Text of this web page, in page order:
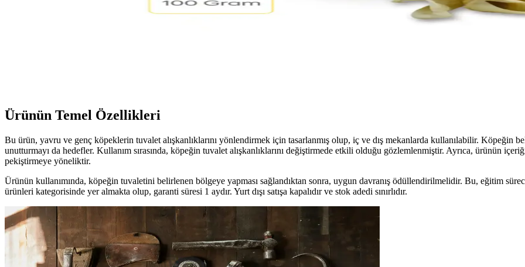
IKEA Köpek Tasması Ürünleri: Güvenli, Şık ve Dayanıklı Seçenekler
Ürünün Temel Özellikleri
Bu ürün, yavru ve genç köpeklerin tuvalet alışkanlıklarını yönlendirmek için tasarlanmış olup, iç ve dış mekanlarda kullanılabilir. Köpeğin
unutturmayı da hedefler. Kullanım sırasında, köpeğin tuvalet alışkanlıklarını değiştirmede etkili olduğu gözlemlenmiştir. Ayrıca, ürünün
pekiştirmeye yöneliktir.
Ürünün kullanımında, köpeğin tuvaletini belirlenen bölgeye yapması sağlandıktan sonra, uygun davranış ödüllendirilmelidir. Bu, eğitim
ürünleri kategorisinde yer almakta olup, garanti süresi 1 aydır. Yurt dışı satışa kapalıdır ve stok adedi sınırlıdır.